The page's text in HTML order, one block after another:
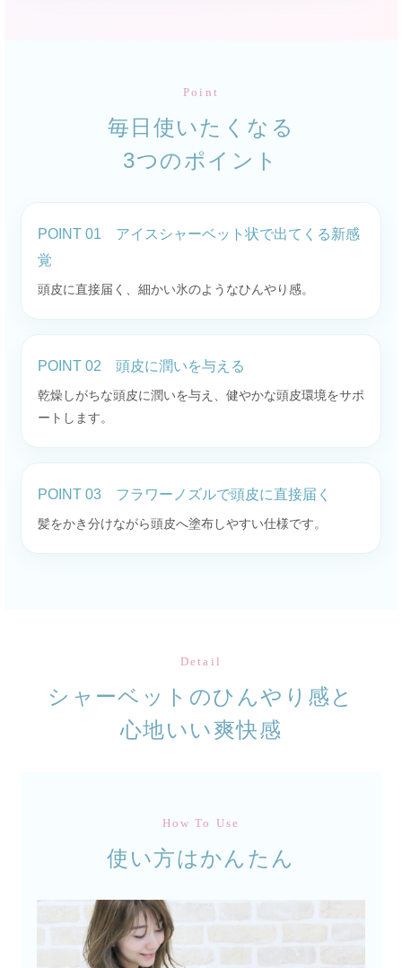
Point
毎日使いたくなる
3つのポイント
POINT 01 アイスシャーベット状で出てくる新感
覚
頭皮に直接届く、細かい氷のようなひんやり感。
POINT 02 頭皮に潤いを与える
乾燥しがちな頭皮に潤いを与え、健やかな頭皮環境をサポ
ートします。
POINT 03 フラワーノズルで頭皮に直接届く
髪をかき分けながら頭皮へ塗布しやすい仕様です。
Detail
シャーベットのひんやり感と
心地いい爽快感
How To Use
使い方はかんたん